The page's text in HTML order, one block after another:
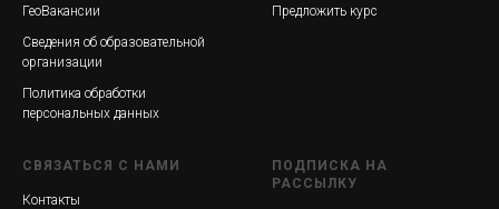
ГеоВакансии
Сведения об образовательной
организации
Политика обработки
персональных данных
Предложить курс
СВЯЗАТЬСЯ С НАМИ
Контакты
ПОДПИСКА НА
РАССЫЛКУ